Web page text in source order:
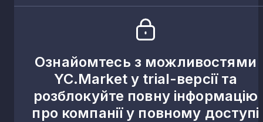
Ознайомтесь з можливостями
YC.Market у trial-версії та
розблокуйте повну інформацію
про компанії у повному доступі